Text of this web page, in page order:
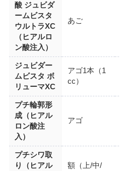
酸 ジュビダ
ームビスタ
ウルトラXC
（ヒアルロ
ン酸注入）
あご
ジュビダー
ムビスタ ボ
リューマXC
アゴ1本（1
cc）
プチ輪郭形
成（ヒアル
ロン酸注
入）
アゴ
プチシワ取
り（ヒアル
額（上/中/